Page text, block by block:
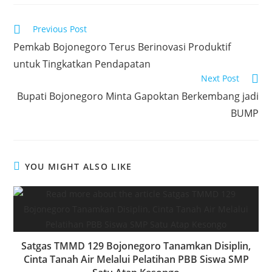
o
k
e
r
s
A
p
k
e
a
r
Read
articles
Previous Post
Pemkab Bojonegoro Terus Berinovasi Produktif
untuk Tingkatkan Pendapatan
Next Post
Bupati Bojonegoro Minta Gapoktan Berkembang jadi
BUMP
YOU MIGHT ALSO LIKE
Satgas TMMD 129 Bojonegoro Tanamkan Disiplin,
Cinta Tanah Air Melalui Pelatihan PBB Siswa SMP